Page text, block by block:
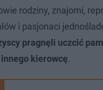
rodziny, znajomi,
i pasjonaci
pragnęli uczcić
kierowcę.